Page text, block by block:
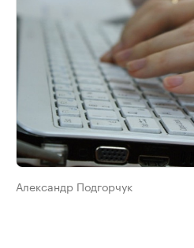
Александр Подгорчук